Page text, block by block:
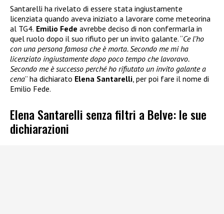
Santarelli ha rivelato di essere stata ingiustamente
licenziata quando aveva iniziato a lavorare come meteorina
al TG4. Emilio Fede avrebbe deciso di non confermarla in
quel ruolo dopo il suo rifiuto per un invito galante. “Ce l’ho
con una persona famosa che è morta. Secondo me mi ha
licenziato ingiustamente dopo poco tempo che lavoravo.
Secondo me è successo perché ho rifiutato un invito galante a
cena” ha dichiarato Elena Santarelli, per poi fare il nome di
Emilio Fede.
Elena Santarelli senza filtri a Belve: le sue
dichiarazioni